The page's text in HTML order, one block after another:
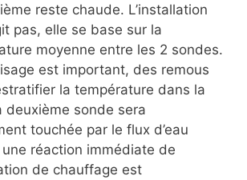
reste chaude. L’installation
pas, elle se base sur la
moyenne entre les 2 sondes.
est important, des remous
la température dans la
deuxième sonde sera
touchée par le flux d’eau
réaction immédiate de
de chauffage est